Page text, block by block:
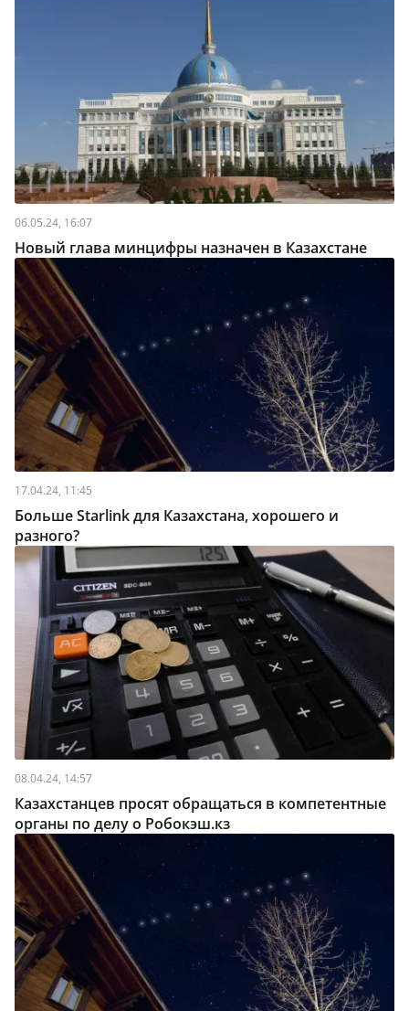
06.05.24, 16:07
Новый глава минцифры назначен в Казахстане
17.04.24, 11:45
Больше Starlink для Казахстана, хорошего и
разного?
08.04.24, 14:57
Казахстанцев просят обращаться в компетентные
органы по делу о Робокэш.кз